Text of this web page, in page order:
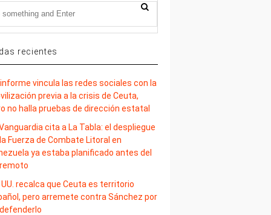
recientes
vincula las redes sociales con la
previa a la crisis de Ceuta,
no halla pruebas de dirección estatal
cita a La Tabla: el despliegue
Fuerza de Combate Litoral en
ya estaba planificado antes del
UU. recalca que Ceuta es territorio
pero arremete contra Sánchez por